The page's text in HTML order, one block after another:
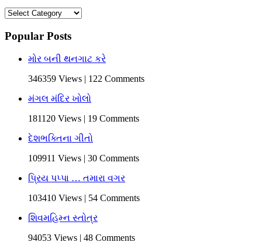
Categories
Popular Posts
મોર બની થનગાટ કરે
346359 Views | 122 Comments
મંગલ મંદિર ખોલો
181120 Views | 19 Comments
દેશભક્તિના ગીતો
109911 Views | 30 Comments
પ્રિય પપ્પા … તમારા વગર
103410 Views | 54 Comments
શિવમહિમ્ન સ્તોત્ર
94053 Views | 48 Comments